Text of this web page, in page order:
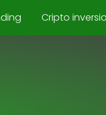
Cripto